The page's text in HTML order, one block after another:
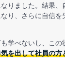
りました。結果、
り、さらに自信を
も学べないし、こ
を出して社員の方